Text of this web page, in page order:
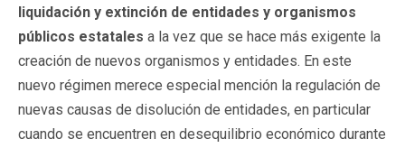
liquidación y extinción de entidades y organismos
públicos estatales a la vez que se hace más exigente la
creación de nuevos organismos y entidades. En este
nuevo régimen merece especial mención la regulación de
nuevas causas de disolución de entidades, en particular
cuando se encuentren en desequilibrio económico durante